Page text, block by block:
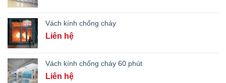
Vách kính chống cháy
Liên hệ
Vách kính chống cháy 60 phút
Liên hệ